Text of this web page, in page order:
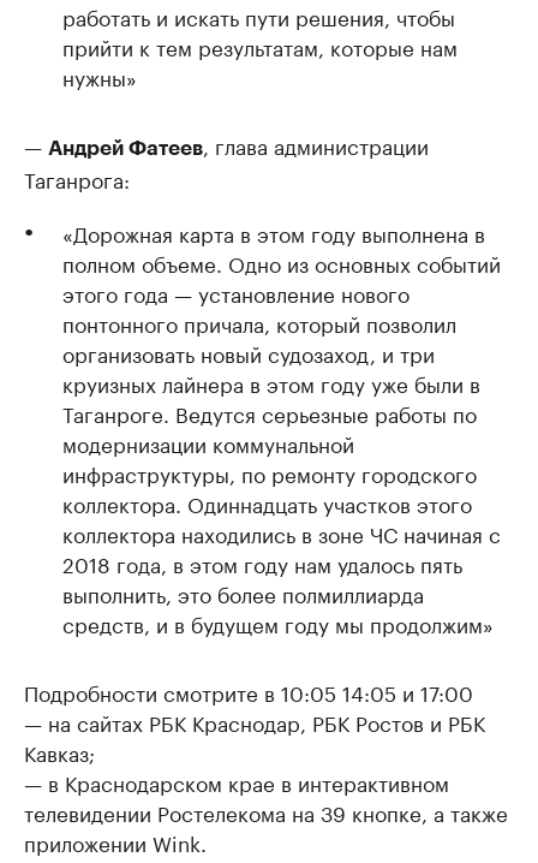
работать и искать пути решения, чтобы
прийти к тем результатам, которые нам
нужны»
— Андрей Фатеев
, глава администрации
Таганрога:
«Дорожная карта в этом году выполнена в
полном объеме. Одно из основных событий
этого года — установление нового
понтонного причала, который позволил
организовать новый судозаход, и три
круизных лайнера в этом году уже были в
Таганроге. Ведутся серьезные работы по
модернизации коммунальной
инфраструктуры, по ремонту городского
коллектора. Одиннадцать участков этого
коллектора находились в зоне ЧС начиная с
2018 года, в этом году нам удалось пять
выполнить, это более полмиллиарда
средств, и в будущем году мы продолжим»
Подробности смотрите в 10:05 14:05 и 17:00
— на сайтах РБК Краснодар, РБК Ростов и РБК
Кавказ;
— в Краснодарском крае в интерактивном
телевидении Ростелекома на 39 кнопке, а также
приложении Wink.